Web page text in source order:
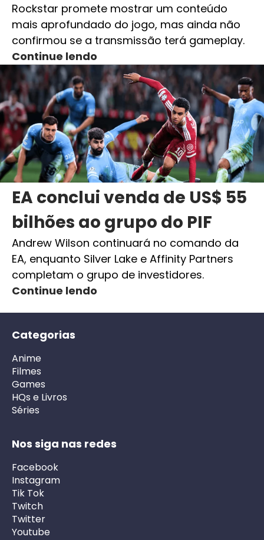
Rockstar promete mostrar um conteúdo
mais aprofundado do jogo, mas ainda não
confirmou se a transmissão terá gameplay.
Continue lendo
EA conclui venda de US$ 55
bilhões ao grupo do PIF
Andrew Wilson continuará no comando da
EA, enquanto Silver Lake e Affinity Partners
completam o grupo de investidores.
Continue lendo
Categorias
Anime
Filmes
Games
HQs e Livros
Séries
Nos siga nas redes
Facebook
Instagram
Tik Tok
Twitch
Twitter
Youtube